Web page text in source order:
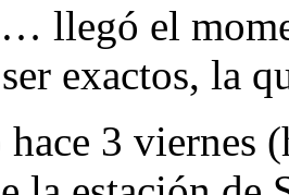
llegó el
exactos, la
3 viernes